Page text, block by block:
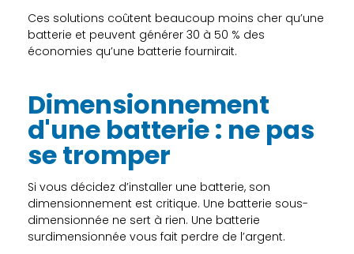
Ces solutions coûtent beaucoup moins cher qu’une
batterie et peuvent générer 30 à 50 % des
économies qu’une batterie fournirait.
Dimensionnement
d'une batterie : ne pas
se tromper
Si vous décidez d’installer une batterie, son
dimensionnement est critique. Une batterie sous-
dimensionnée ne sert à rien. Une batterie
surdimensionnée vous fait perdre de l’argent.